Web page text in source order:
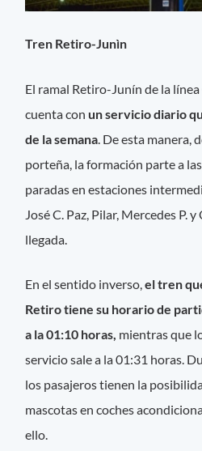
Tren Retiro-Junìn
El ramal Retiro-Junín de la
cuenta con un servicio diario
de la semana . De esta manera,
porteña, la formación parte a
paradas en estaciones
José C. Paz, Pilar, Mercedes P.
llegada.
En el sentido inverso,el tren
Retiro tiene su horario de
a la 01:10 horas, mientras que
servicio sale a la 01:31 horas.
los pasajeros tienen la
mascotas en coches
ello.